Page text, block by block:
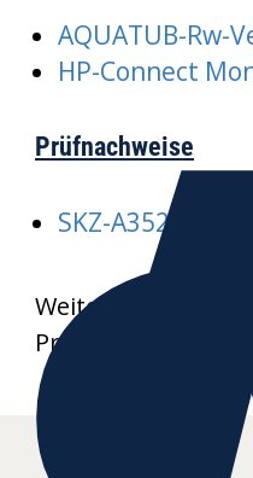
AQUATUB-Rw-
HP-Connect
Prüfnachweise
SKZ-A352-
Weitere